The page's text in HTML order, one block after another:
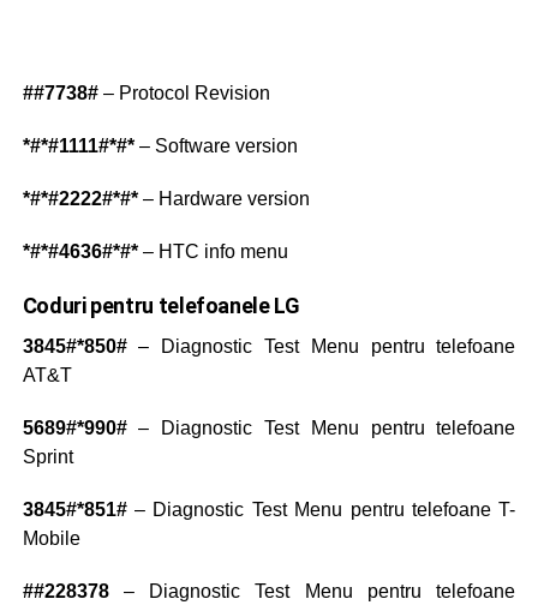
##7738#– Protocol Revision
*#*#1111#*#*– Software version
*#*#2222#*#*– Hardware version
*#*#4636#*#*– HTC info menu
Coduri pentru telefoanele LG
3845#*850#– Diagnostic Test Menu pentru telefoane
AT&T
5689#*990#– Diagnostic Test Menu pentru telefoane
Sprint
3845#*851#– Diagnostic Test Menu pentru telefoane T-
Mobile
##228378– Diagnostic Test Menu pentru telefoane